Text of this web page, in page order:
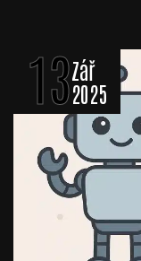
13Zář
2025